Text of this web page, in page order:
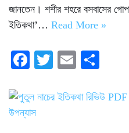
জানতেন। শশীর শহরে বসবাসের
ইতিকথা’… Read More »
Fa
bo
ok
T
tte
E
ail re